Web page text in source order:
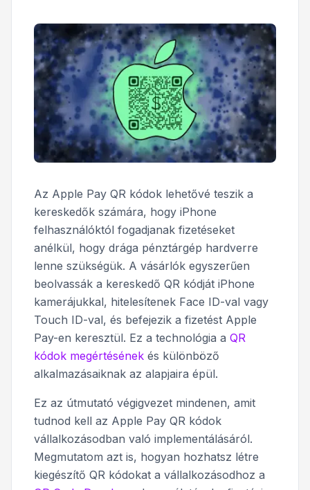
Az Apple Pay QR kódok lehetővé teszik a
kereskedők számára, hogy iPhone
felhasználóktól fogadjanak fizetéseket
anélkül, hogy drága pénztárgép hardverre
lenne szükségük. A vásárlók egyszerűen
beolvassák a kereskedő QR kódját iPhone
kamerájukkal, hitelesítenek Face ID-val vagy
Touch ID-val, és befejezik a fizetést Apple
Pay-en keresztül. Ez a technológia a QR
kódok megértésének és különböző
alkalmazásaiknak az alapjaira épül.
Ez az útmutató végigvezet mindenen, amit
tudnod kell az Apple Pay QR kódok
vállalkozásodban való implementálásáról.
Megmutatom azt is, hogyan hozhatsz létre
kiegészítő QR kódokat a vállalkozásodhoz a